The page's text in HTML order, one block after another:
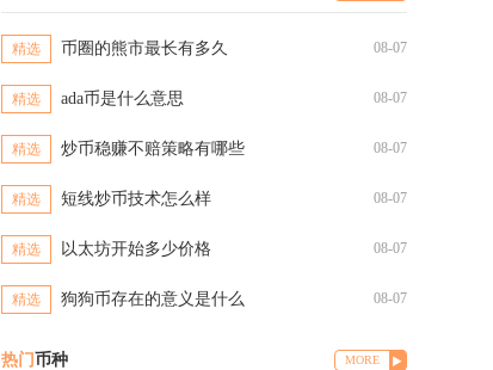
精选 币圈的熊市最长有多久 08-07
精选 ada币是什么意思 08-07
精选 炒币稳赚不赔策略有哪些 08-07
精选 短线炒币技术怎么样 08-07
精选 以太坊开始多少价格 08-07
精选 狗狗币存在的意义是什么 08-07
热门币种 MORE